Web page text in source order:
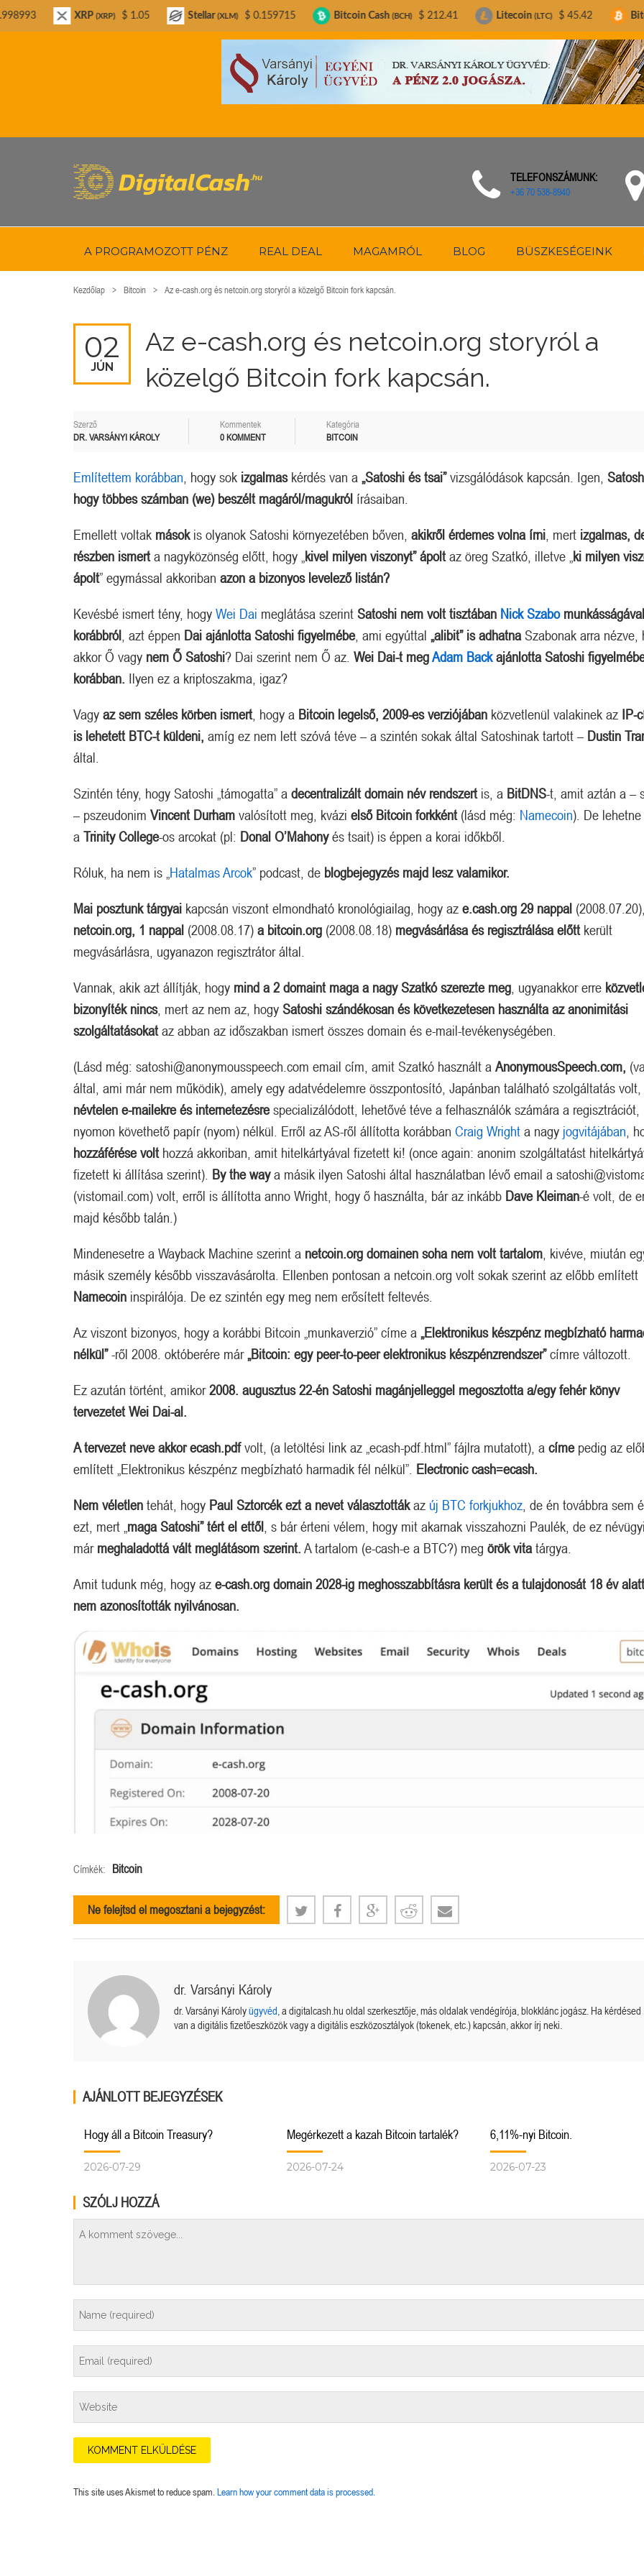
TELEFONSZÁMUNK:
+36 70 538-8940
A PROGRAMOZOTT PÉNZ REAL DEAL MAGAMRÓL BLOG BÜSZKESÉGEINK
Kezdőlap Bitcoin Az e-cash.org és netcoin.org storyról a közelgő Bitcoin fork kapcsán.
02
JÚN
Az e-cash.org és netcoin.org storyról a
közelgő Bitcoin fork kapcsán.
Szerző
DR. VARSÁNYI KÁROLY
Kommentek
0 KOMMENT
Kategória
BITCOIN
Említettem korábban , hogy sok izgalmaskérdés van a „Satoshi és tsai”vizsgálódások kapcsán. Igen,
hogy többes számban (we) beszélt magáról/magukról írásaiban.
Emellett voltak másokis olyanok Satoshi környezetében bőven, akikről érdemes volna írni , mert izgalmas,
részben ismert a nagyközönség előtt, hogy „ kivel milyen viszonyt” ápolt az öreg Szatkó, illetve „ ki milyen
ápolt” egymással akkoriban azon a bizonyos levelező listán?
Kevésbé ismert tény, hogy Wei Dai meglátása szerint Satoshi nem volt tisztában Nick Szabomunkásságával
korábbról , azt éppen Dai ajánlotta Satoshi figyelmébe, ami egyúttal „alibit” is adhatna Szabonak arra nézve,
akkor Ő vagy nem Ő Satoshi? Dai szerint nem Ő az. Wei Dai-t megAdam Backajánlotta Satoshi
korábban. Ilyen ez a kriptoszakma, igaz?
Vagy az sem széles körben ismert , hogy a Bitcoin legelső, 2009-es verziójában közvetlenül valakinek az IP-
is lehetett BTC-t küldeni, amíg ez nem lett szóvá téve – a szintén sokak által Satoshinak tartott – Dustin
által.
Szintén tény, hogy Satoshi „támogatta” a decentralizált domain név rendszert is, a BitDNS-t, amit aztán a –
– pszeudonim Vincent Durham valósított meg, kvázi első Bitcoin forkként (lásd még: Namecoin). De
a Trinity College-os arcokat (pl: Donal O’Mahonyés tsait) is éppen a korai időkből.
Róluk, ha nem is „ Hatalmas Arcok” podcast, de blogbejegyzés majd lesz valamikor.
Mai posztunk tárgyai kapcsán viszont elmondható kronológiailag, hogy az e.cash.org 29 nappal
netcoin.org, 1 nappal (2008.08.17) a bitcoin.org (2008.08.18) megvásárlása és regisztrálása előtt került
megvásárlásra, ugyanazon regisztrátor által.
Vannak, akik azt állítják, hogy mind a 2 domaint maga a nagy Szatkó szerezte meg , ugyanakkor erre
bizonyíték nincs, mert az nem az, hogy Satoshi szándékosan és következetesen használta az anonimitási
szolgáltatásokat az abban az időszakban ismert összes domain és e-mail-tevékenységében.
(Lásd még: satoshi@anonymousspeech.com email cím, amit Szatkó használt a AnonymousSpeech.com,
által, ami már nem működik), amely egy adatvédelemre összpontosító, Japánban található szolgáltatás
névtelen e-mailekre és internetezésrespecializálódott, lehetővé téve a felhasználók számára a regisztrációt,
nyomon követhető papír (nyom) nélkül. Erről az AS-ről állította korábban Craig Wright a nagy jogvitájában ,
hozzáférése volt hozzá akkoriban, amit hitelkártyával fizetett ki! (once again: anonim szolgáltatást
fizetett ki állítása szerint). By the waya másik ilyen Satoshi által használatban lévő email a
(vistomail.com) volt, erről is állította anno Wright, hogy ő használta, bár az inkább Dave Kleiman-é volt, de
majd később talán.)
Mindenesetre a Wayback Machine szerint a netcoin.org domainen soha nem volt tartalom , kivéve, miután
másik személy később visszavásárolta. Ellenben pontosan a netcoin.org volt sokak szerint az előbb említett
Namecoin inspirálója. De ez szintén egy meg nem erősített feltevés.
Az viszont bizonyos, hogy a korábbi Bitcoin „munkaverzió” címe a „Elektronikus készpénz megbízható
nélkül”-ről 2008. októberére már„Bitcoin: egy peer-to-peer elektronikus készpénzrendszer”címre változott.
Ez azután történt, amikor2008. augusztus 22-én Satoshi magánjelleggel megosztotta a/egy fehér könyv
tervezetet Wei Dai-al.
A tervezet neve akkor ecash.pdfvolt, (a letöltési link az „ecash-pdf.html” fájlra mutatott), a címepedig az
említett „Elektronikus készpénz megbízható harmadik fél nélkül”. Electronic cash=ecash.
Nem véletlen tehát, hogy Paul Sztorcék ezt a nevet választottákaz új BTC forkjukhoz , de én továbbra sem
ezt, mert „ maga Satoshi” tért el ettől , s bár érteni vélem, hogy mit akarnak visszahozni Paulék, de ez
már meghaladottá vált meglátásom szerint. A tartalom (e-cash-e a BTC?) meg örök vita tárgya.
Amit tudunk még, hogy az e-cash.org domain 2028-ig meghosszabbításra került és a tulajdonosát 18 év
nem azonosították nyilvánosan.
Címkék: Bitcoin
Ne felejtsd el megosztani a bejegyzést:
dr. Varsányi Károly
dr. Varsányi Károlyügyvéd , a digitalcash.hu oldal szerkesztője, más oldalak vendégírója, blokklánc jogász. Ha kérdésed
van a digitális fizetőeszközök vagy a digitális eszközosztályok (tokenek, etc.) kapcsán, akkor írj neki.
AJÁNLOTT BEJEGYZÉSEK
Hogy áll a Bitcoin Treasury?
2026-07-29
Megérkezett a kazah Bitcoin tartalék?
2026-07-24
6,11%-nyi Bitcoin.
2026-07-23
SZÓLJ HOZZÁ
This site uses Akismet to reduce spam. Learn how your comment data is processed.
XRP(XRP) $ 1.05 Stellar (XLM) $ 0.159715 Bitcoin Cash(BCH) $ 212.41 Litecoin (LTC) $ 45.42 Bitcoin (BTC) $